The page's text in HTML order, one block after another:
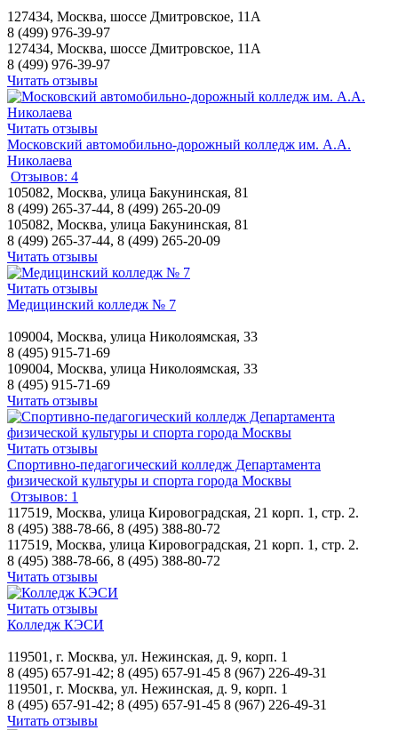
127434, Москва, шоссе Дмитровское, 11А
8 (499) 976-39-97
127434, Москва, шоссе Дмитровское, 11А
8 (499) 976-39-97
Читать отзывы
Читать отзывы
Московский автомобильно-дорожный колледж им. А.А.
Николаева
Отзывов: 4
105082, Москва, улица Бакунинская, 81
8 (499) 265-37-44, 8 (499) 265-20-09
105082, Москва, улица Бакунинская, 81
8 (499) 265-37-44, 8 (499) 265-20-09
Читать отзывы
Читать отзывы
Медицинский колледж № 7
109004, Москва, улица Николоямская, 33
8 (495) 915-71-69
109004, Москва, улица Николоямская, 33
8 (495) 915-71-69
Читать отзывы
Читать отзывы
Спортивно-педагогический колледж Департамента
физической культуры и спорта города Москвы
Отзывов: 1
117519, Москва, улица Кировоградская, 21 корп. 1, стр. 2.
8 (495) 388-78-66, 8 (495) 388-80-72
117519, Москва, улица Кировоградская, 21 корп. 1, стр. 2.
8 (495) 388-78-66, 8 (495) 388-80-72
Читать отзывы
Читать отзывы
Колледж КЭСИ
119501, г. Москва, ул. Нежинская, д. 9, корп. 1
8 (495) 657-91-42; 8 (495) 657-91-45 8 (967) 226-49-31
119501, г. Москва, ул. Нежинская, д. 9, корп. 1
8 (495) 657-91-42; 8 (495) 657-91-45 8 (967) 226-49-31
Читать отзывы